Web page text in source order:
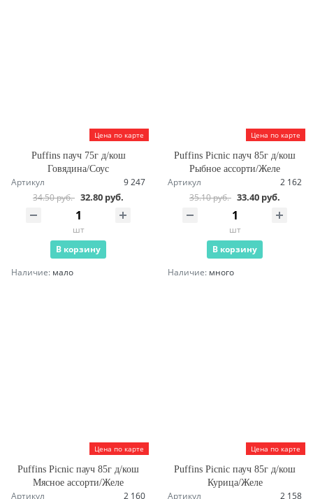
Цена по карте
Puffins пауч 75г д/кош
Говядина/Соус
Артикул
9 247
34.50 руб. 32.80 руб.
шт
В корзину
Наличие: мало
Цена по карте
Puffins Picnic пауч 85г д/кош
Рыбное ассорти/Желе
Артикул
2 162
35.10 руб. 33.40 руб.
шт
В корзину
Наличие: много
Цена по карте
Puffins Picnic пауч 85г д/кош
Мясное ассорти/Желе
Артикул 2 160
Цена по карте
Puffins Picnic пауч 85г д/кош
Курица/Желе
Артикул 2 158